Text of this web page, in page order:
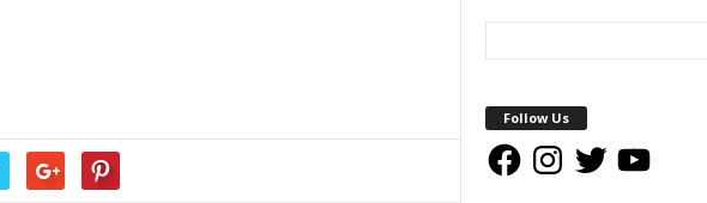
Follow Us
FacebookInstagram
Twitter YouTube